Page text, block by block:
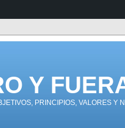
Y
PRINCIPIOS, VALORES Y